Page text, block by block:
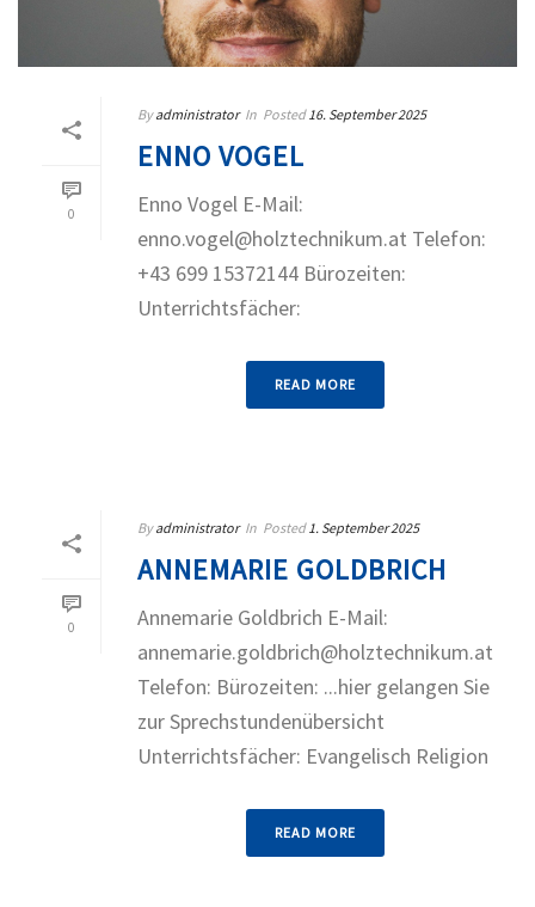
0
By administrator In Posted 16. September 2025
ENNO VOGEL
Enno Vogel E-Mail:
enno.vogel@holztechnikum.at Telefon:
+43 699 15372144 Bürozeiten:
Unterrichtsfächer:
READ MORE
0
By administrator In Posted 1. September 2025
ANNEMARIE GOLDBRICH
Annemarie Goldbrich E-Mail:
annemarie.goldbrich@holztechnikum.at
Telefon: Bürozeiten: ...hier gelangen Sie
zur Sprechstundenübersicht
Unterrichtsfächer: Evangelisch Religion
READ MORE